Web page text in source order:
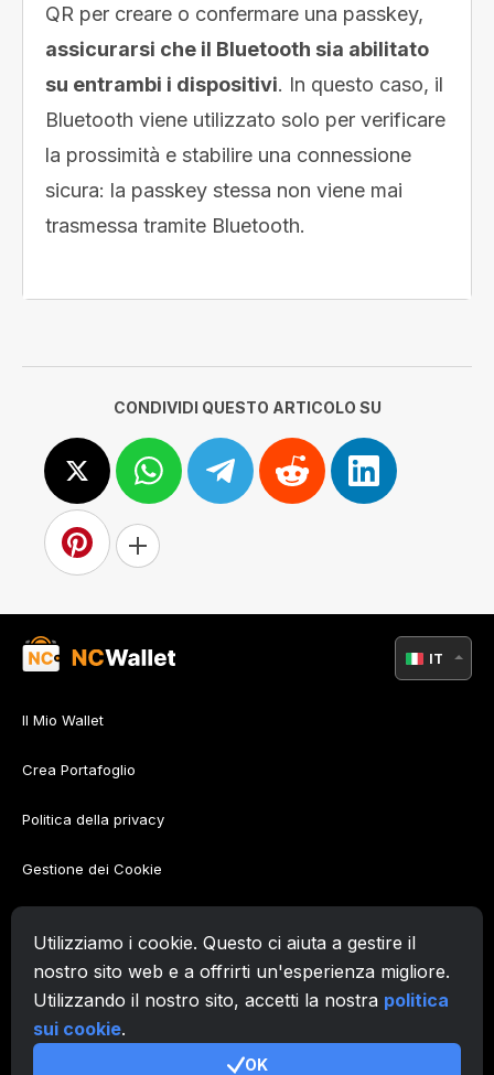
Utilizziamo i cookie. Questo ci aiuta a gestire il
nostro sito web e a offrirti un'esperienza migliore.
Utilizzando il nostro sito, accetti la nostra politica
sui cookie.
OK
QR per creare o confermare una passkey,
assicurarsi che il Bluetooth sia abilitato
su entrambi i dispositivi. In questo caso, il
Bluetooth viene utilizzato solo per verificare
la prossimità e stabilire una connessione
sicura: la passkey stessa non viene mai
trasmessa tramite Bluetooth.
CONDIVIDI QUESTO ARTICOLO SU
Il Mio Wallet
Crea Portafoglio
Politica della privacy
Gestione dei Cookie
Condizioni d'uso
Supporto
IT